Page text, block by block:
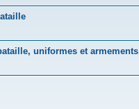
uniformes et armements